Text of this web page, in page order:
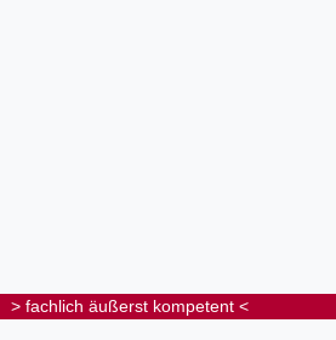
> fachlich äußerst kompetent <